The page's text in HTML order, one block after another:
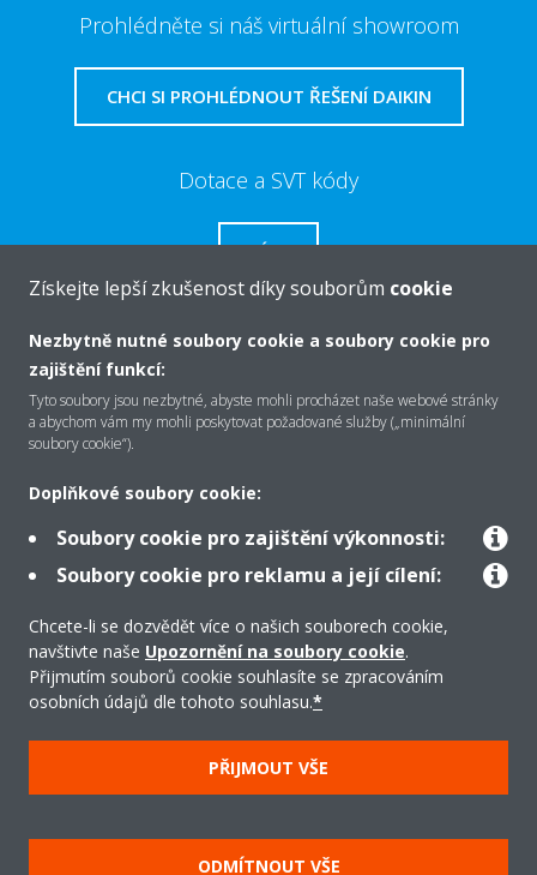
Prohlédněte si náš virtuální showroom
CHCI SI PROHLÉDNOUT ŘEŠENÍ DAIKIN
Dotace a SVT kódy
VÍCE
O společnosti Daikin
Řešení
Podpora
Produkty
Copyright © Daikin
Právní upozornění/Imprint
Oznámení o používání souborů cookie
Směrnice o ochraně údajů
Firemní etika
Všeobecné obchodní podmínky
Získejte lepší zkušenost díky souborům cookie
Nezbytně nutné soubory cookie a soubory cookie pro
zajištění funkcí:
Tyto soubory jsou nezbytné, abyste mohli procházet naše webové stránky
a abychom vám my mohli poskytovat požadované služby („minimální
soubory cookie“).
Doplňkové soubory cookie:
Soubory cookie pro zajištění výkonnosti:
Soubory cookie pro reklamu a její cílení:
Chcete-li se dozvědět více o našich souborech cookie,
navštivte naše Upozornění na soubory cookie.
Přijmutím souborů cookie souhlasíte se zpracováním
osobních údajů dle tohoto souhlasu.*
PŘIJMOUT VŠE
ODMÍTNOUT VŠE